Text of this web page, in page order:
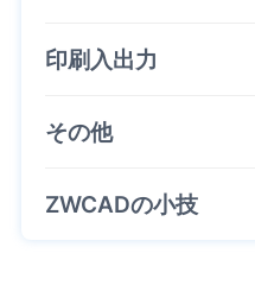
印刷入出力
その他
ZWCADの小技